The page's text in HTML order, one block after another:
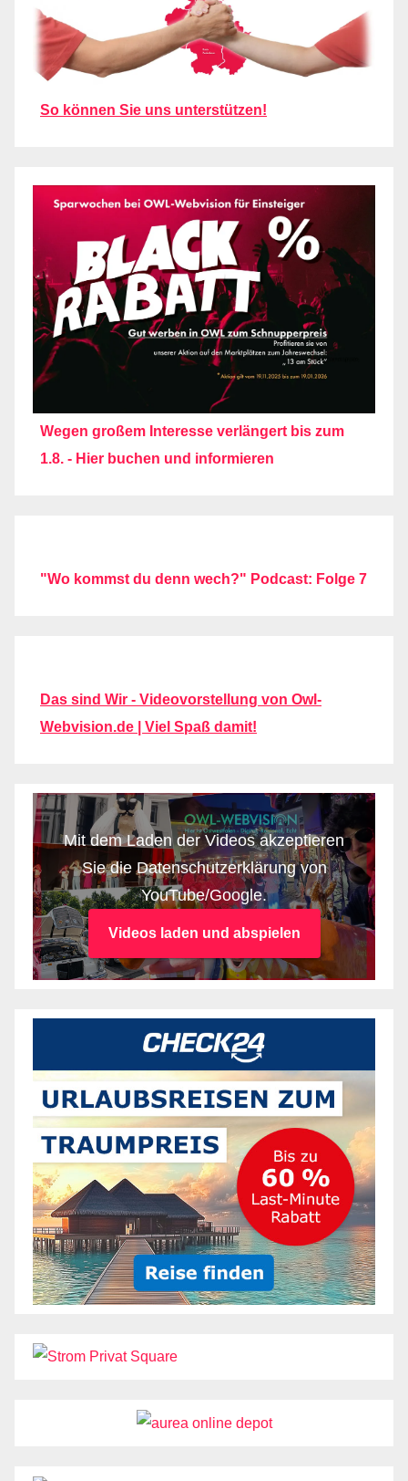
So können Sie uns unterstützen!
Wegen großem Interesse verlängert bis zum
1.8. - Hier buchen und informieren
"Wo kommst du denn wech?" Podcast: Folge 7
Das sind Wir - Videovorstellung von Owl-
Webvision.de | Viel Spaß damit!
Mit dem Laden der Videos akzeptieren
Sie die Datenschutzerklärung von
YouTube/Google.
Videos laden und abspielen